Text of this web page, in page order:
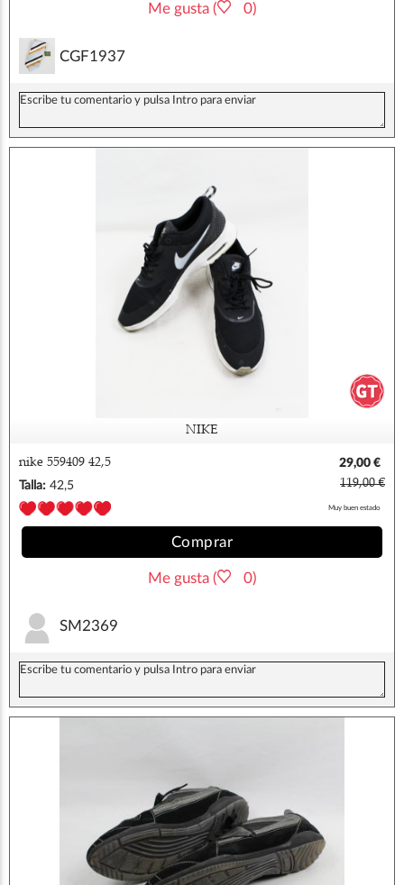
Me gusta ( 0)
CGF1937
NIKE
nike 559409 42,5
29,00 €
Talla: 42,5 119,00 €
Muy buen estado
Comprar
Me gusta ( 0)
SM2369